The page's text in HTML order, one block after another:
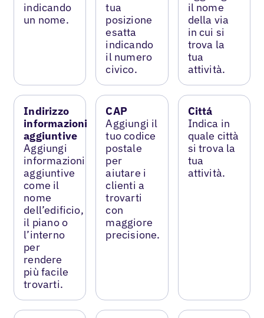
indicando
un nome.
tua
posizione
esatta
indicando
il numero
civico.
il nome
della via
in cui si
trova la
tua
attività.
Indirizzo
informazioni
aggiuntive
Aggiungi
informazioni
aggiuntive
come il
nome
dell’edificio,
il piano o
l’interno
per
rendere
più facile
trovarti.
CAP
Aggiungi il
tuo codice
postale
per
aiutare i
clienti a
trovarti
con
maggiore
precisione.
Cittá
Indica in
quale città
si trova la
tua
attività.